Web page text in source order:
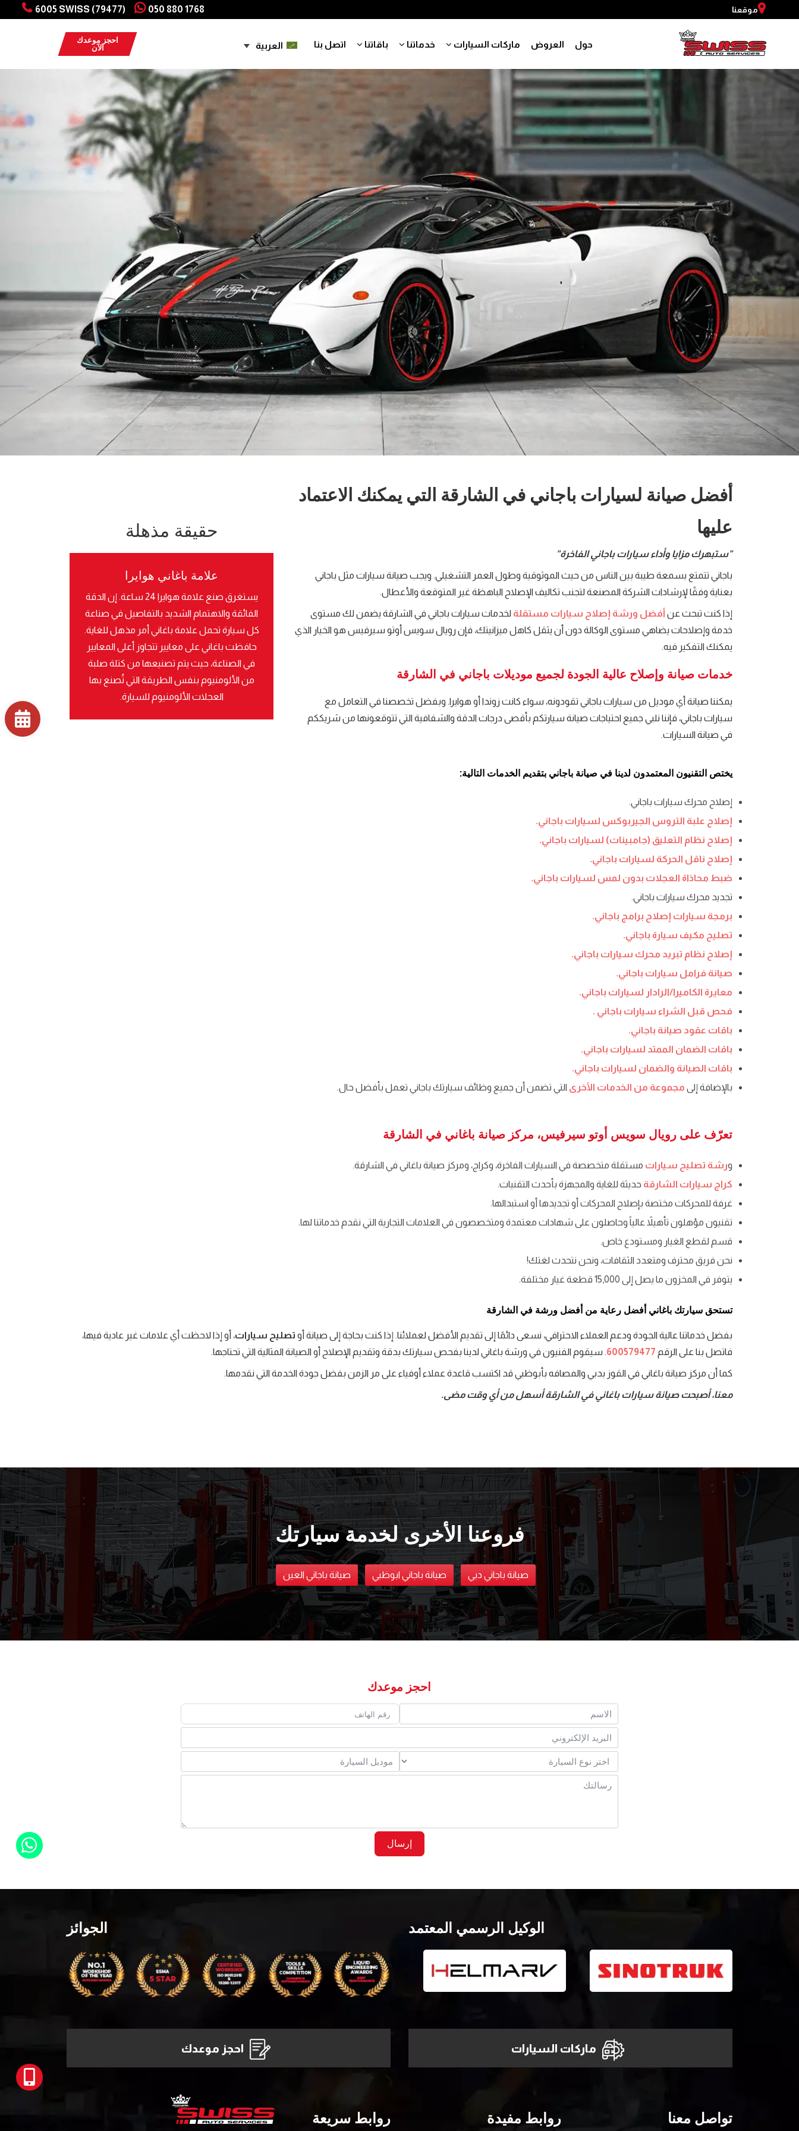
6005 SWISS (79477) 050 880 1768 موقعنا
حول العروض ماركات السيارات خدماتنا باقاتنا اتصل بنا العربية
احجز موعدك
الآن
حقيقة مذهلة
علامة باغاني هوايرا
يستغرق صنع علامة هوايرا 24 ساعة. إن الدقة
الفائقة والاهتمام الشديد بالتفاصيل في صناعة
كل سيارة تحمل علامة باغاني أمر مذهل للغاية.
حافظت باغاني على معايير تتجاوز أعلى المعايير
في الصناعة، حيث يتم تصنيعها من كتلة صلبة
من الألومنيوم بنفس الطريقة التي تُصنع بها
العجلات الألومنيوم للسيارة.
أفضل صيانة لسيارات باجاني في الشارقة التي يمكنك الاعتماد
عليها
”ستبهرك مزايا وأداء سيارات باجاني الفاخرة”
باجاني تتمتع بسمعة طيبة بين الناس من حيث الموثوقية وطول العمر التشغيلي. ويجب صيانة سيارات مثل باجاني
بعناية وفقًا لإرشادات الشركة المصنعة لتجنب تكاليف الإصلاح الباهظة غير المتوقعة والأعطال.
إذا كنت تبحث عن أفضل ورشة إصلاح سيارات مستقلة لخدمات سيارات باجاني في الشارقة يضمن لك مستوى
خدمة وإصلاحات يضاهي مستوى الوكالة دون أن يثقل كاهل ميزانيتك، فإن رويال سويس أوتو سيرفيس هو الخيار الذي
يمكنك التفكير فيه.
خدمات صيانة وإصلاح عالية الجودة لجميع موديلات باجاني في الشارقة
يمكننا صيانة أي موديل من سيارات باجاني تقودونه، سواء كانت زوندا أو هوايرا. وبفضل تخصصنا في التعامل مع
سيارات باجاني، فإننا نلبي جميع احتياجات صيانة سيارتكم بأقصى درجات الدقة والشفافية التي تتوقعونها من شريككم
في صيانة السيارات.
يختص التقنيون المعتمدون لدينا في صيانة باجاني بتقديم الخدمات التالية:
إصلاح محرك سيارات باجاني.
إصلاح علبة التروس الجيربوكس لسيارات باجاني.
إصلاح نظام التعليق (جامبينات) لسيارات باجاني.
إصلاح ناقل الحركة لسيارات باجاني.
ضبط محاذاة العجلات بدون لمس لسيارات باجاني.
تجديد محرك سيارات باجاني.
برمجة سيارات إصلاح برامج باجاني.
تصليح مكيف سيارة باجاني.
إصلاح نظام تبريد محرك سيارات باجاني.
صيانة فرامل سيارات باجاني.
معايرة الكاميرا/الرادار لسيارات باجاني.
فحص قبل الشراء سيارات باجاني .
باقات عقود صيانة باجاني.
باقات الضمان الممتد لسيارات باجاني.
باقات الصيانة والضمان لسيارات باجاني.
بالإضافة إلى مجموعة من الخدمات الأخرى التي تضمن أن جميع وظائف سيارتك باجاني تعمل بأفضل حال.
تعرّف على رويال سويس أوتو سيرفيس، مركز صيانة باغاني في الشارقة
ورشة تصليح سيارات مستقلة متخصصة في السيارات الفاخرة، وكراج، ومركز صيانة باغاني في الشارقة.
كراج سيارات الشارقة حديثة للغاية والمجهزة بأحدث التقنيات.
غرفة للمحركات مختصة بإصلاح المحركات أو تجديدها أو استبدالها.
تقنيون مؤهلون تأهيلاً عالياً وحاصلون على شهادات معتمدة ومتخصصون في العلامات التجارية التي نقدم خدماتنا لها.
قسم لقطع الغيار ومستودع خاص.
نحن فريق محترف ومتعدد الثقافات، ونحن نتحدث لغتك!
يتوفر في المخزون ما يصل إلى 15,000 قطعة غيار مختلفة.
تستحق سيارتك باغاني أفضل رعاية من أفضل ورشة في الشارقة
بفضل خدماتنا عالية الجودة ودعم العملاء الاحترافي، نسعى دائمًا إلى تقديم الأفضل لعملائنا. إذا كنت بحاجة إلى صيانة أو تصليح سيارات، أو إذا لاحظت أي علامات غير عادية فيها،
فاتصل بنا على الرقم 600579477. سيقوم الفنيون في ورشة باغاني لدينا بفحص سيارتك بدقة وتقديم الإصلاح أو الصيانة المثالية التي تحتاجها.
كما أن مركز صيانة باغاني في القوز بدبي والمصافه بأبوظبي قد اكتسب قاعدة عملاء أوفياء على مر الزمن بفضل جودة الخدمة التي نقدمها.
معنا، أصبحت صيانة سيارات باغاني في الشارقة أسهل من أي وقت مضى.
فروعنا الأخرى لخدمة سيارتك
صيانة باجاني دبي صيانة باجاني ابوظبي صيانة باجاني العين
احجز موعدك
إرسال
الجوائز الوكيل الرسمي المعتمد
احجز موعدك ماركات السيارات
روابط سريعة روابط مفيدة تواصل معنا